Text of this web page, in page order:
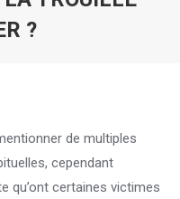
?
de multiples
cependant
qu’ont certaines victimes